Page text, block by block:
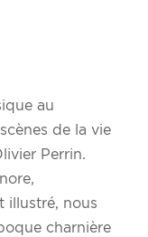
au
de la vie
Perrin.
illustré, nous
charnière